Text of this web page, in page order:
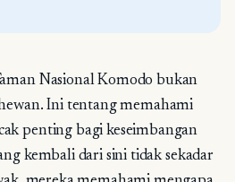
Nasional Komodo bukan
Ini tentang memahami
penting bagi keseimbangan
kembali dari sini tidak sekadar